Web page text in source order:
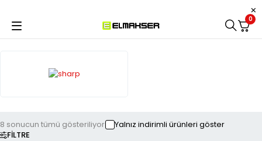
0
FILTRE
8 sonucun tümü gösteriliyor Yalnız indirimli ürünleri göster